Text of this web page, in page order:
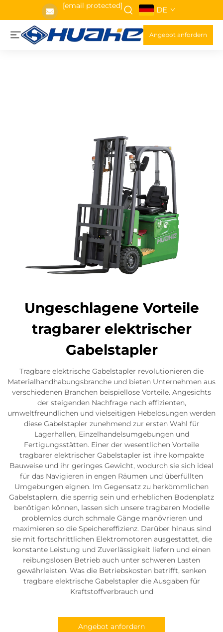
[email protected] DE
Angebot anfordern
Ungeschlagene Vorteile
tragbarer elektrischer
Gabelstapler
Tragbare elektrische Gabelstapler revolutionieren die
Materialhandhabungsbranche und bieten Unternehmen aus
verschiedenen Branchen beispiellose Vorteile. Angesichts
der steigenden Nachfrage nach effizienten,
umweltfreundlichen und vielseitigen Hebelösungen werden
diese Gabelstapler zunehmend zur ersten Wahl für
Lagerhallen, Einzelhandelsumgebungen und
Fertigungsstätten. Einer der wesentlichen Vorteile
tragbarer elektrischer Gabelstapler ist ihre kompakte
Bauweise und ihr geringes Gewicht, wodurch sie sich ideal
für das Navigieren in engen Räumen und überfüllten
Umgebungen eignen. Im Gegensatz zu herkömmlichen
Gabelstaplern, die sperrig sein und erheblichen Bodenplatz
benötigen können, lassen sich unsere tragbaren Modelle
problemlos durch schmale Gänge manövrieren und
maximieren so die Speichereffizienz. Darüber hinaus sind
sie mit fortschrittlichen Elektromotoren ausgestattet, die
konstante Leistung und Zuverlässigkeit liefern und einen
reibungslosen Betrieb auch unter schweren Lasten
gewährleisten. Was die Betriebskosten betrifft, senken
tragbare elektrische Gabelstapler die Ausgaben für
Kraftstoffverbrauch und
Angebot anfordern